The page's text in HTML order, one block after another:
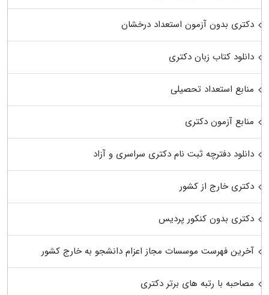
دکتری بدون آزمون استعداد درخشان
دانلود کتاب زبان دکتری
منابع استعداد تحصیلی
منابع آزمون دکتری
دانلود دفترچه ثبت نام دکتری سراسری و آزاد
دکتری خارج از کشور
دکتری بدون کنکور پردیس
آخرین فهرست موسسات مجاز اعزام دانشجو به خارج کشور
مصاحبه با رتبه های برتر دکتری